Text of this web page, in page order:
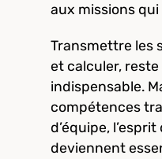
aux missions
Transmettre les
et calculer,
indispensable.
compétences
d’équipe,
deviennent